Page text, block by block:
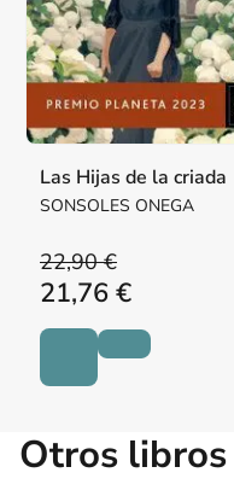
Las Hijas de la criada
SONSOLES ONEGA
22,90 €
21,76 €
Otros